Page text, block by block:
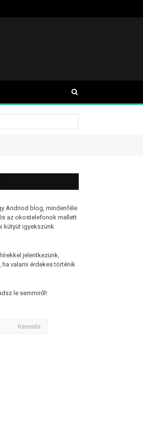
Andriod blog, mindenféle
az okostelefonok mellett
kütyüt igyekszünk
jelentkezünk,
valami érdekes történik
le semmiről!